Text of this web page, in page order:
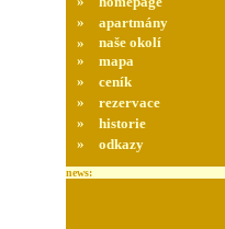
»
apartmány
»
naše okolí
»
mapa
»
ceník
»
rezervace
»
historie
»
odkazy
news: